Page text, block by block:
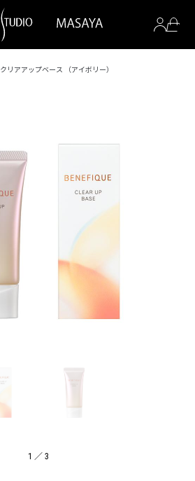
クリアアップベース （アイボリー）
1 ／ 3